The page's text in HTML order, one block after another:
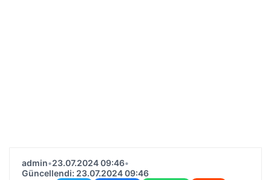
admin•23.07.2024 09:46•
Güncellendi: 23.07.2024 09:46